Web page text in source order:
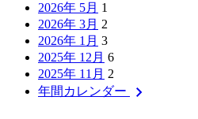
2026年 5月 1
2026年 3月 2
2026年 1月 3
2025年 12月 6
2025年 11月 2
年間カレンダー
chevron_right